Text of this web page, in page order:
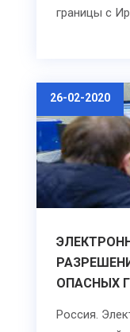
границы с
26-02-2020
ОПАСНЫХ
Россия.